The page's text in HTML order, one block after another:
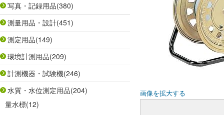
写真・記録用品(380)
測量用品・設計(451)
測定用品(149)
環境計測用品(209)
計測機器・試験機(246)
水質・水位測定用品(204)
量水標(12)
画像を拡大する